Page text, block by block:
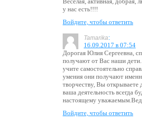
у нас есть!!!!
Войдите, чтобы ответить
Tamarika:
16.09.2017 в 07:54
Дорогая Юлия Сергеевна,
получают от Вас наши
учите самостоятельно
умения они получают
творчеству, Вы открываете
ваша деятельность всегда
настоящему
Войдите, чтобы ответить